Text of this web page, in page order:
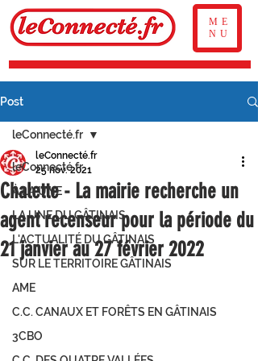
ME
NU
Post
leConnecté.fr
À LA UNE
LA UNE DU GÂTINAIS
L'ACTUALITÉ DU GÂTINAIS
SUR LE TERRITOIRE GÂTINAIS
AME
C.C. CANAUX ET FORÊTS EN GÂTINAIS
3CBO
leConnecté.fr
Chalette - La mairie recherche un
agent recenseur pour la période du
21 janvier au 27 février 2022
leConnecté.fr
25 nov. 2021